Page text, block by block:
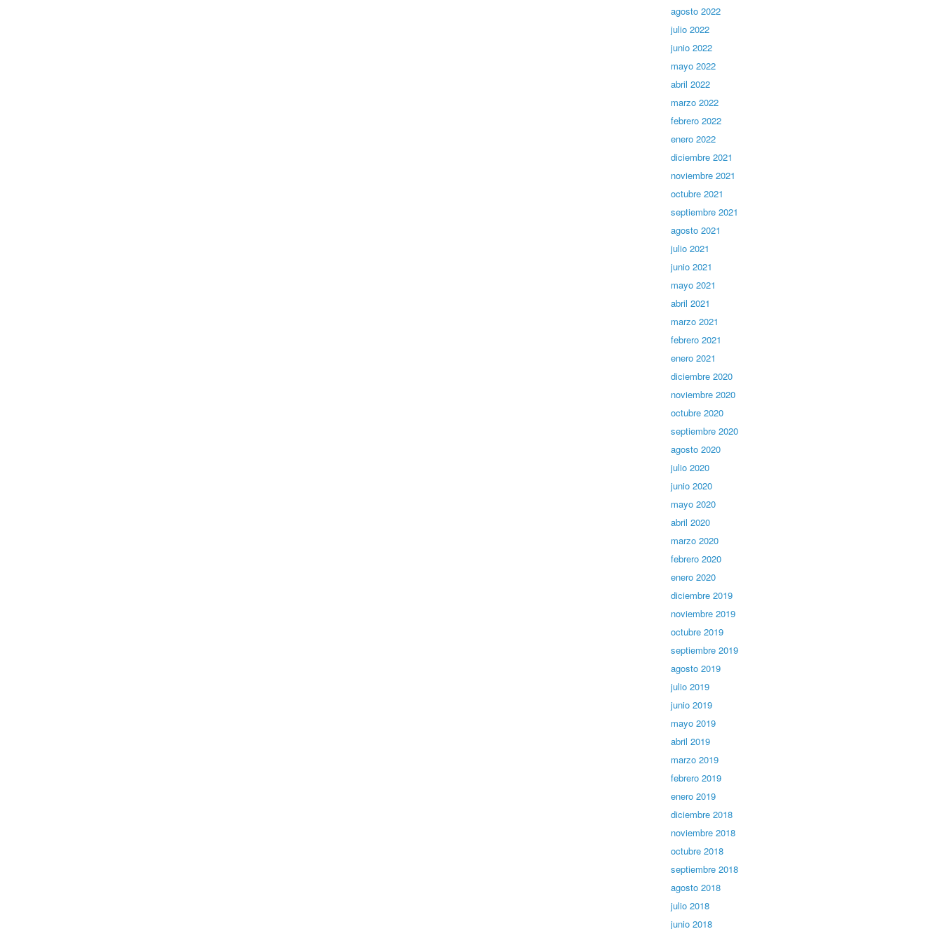
agosto 2022
julio 2022
junio 2022
mayo 2022
abril 2022
marzo 2022
febrero 2022
enero 2022
diciembre 2021
noviembre 2021
octubre 2021
septiembre 2021
agosto 2021
julio 2021
junio 2021
mayo 2021
abril 2021
marzo 2021
febrero 2021
enero 2021
diciembre 2020
noviembre 2020
octubre 2020
septiembre 2020
agosto 2020
julio 2020
junio 2020
mayo 2020
abril 2020
marzo 2020
febrero 2020
enero 2020
diciembre 2019
noviembre 2019
octubre 2019
septiembre 2019
agosto 2019
julio 2019
junio 2019
mayo 2019
abril 2019
marzo 2019
febrero 2019
enero 2019
diciembre 2018
noviembre 2018
octubre 2018
septiembre 2018
agosto 2018
julio 2018
junio 2018